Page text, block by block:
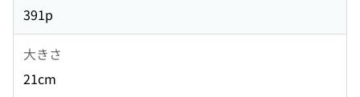
391p
大きさ
21cm